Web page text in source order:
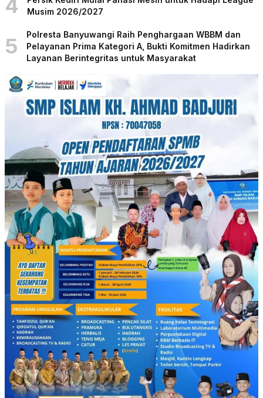
4
Musim 2026/2027
5
Polresta Banyuwangi Raih Penghargaan WBBM dan
Pelayanan Prima Kategori A, Bukti Komitmen Hadirkan
Layanan Berintegritas untuk Masyarakat